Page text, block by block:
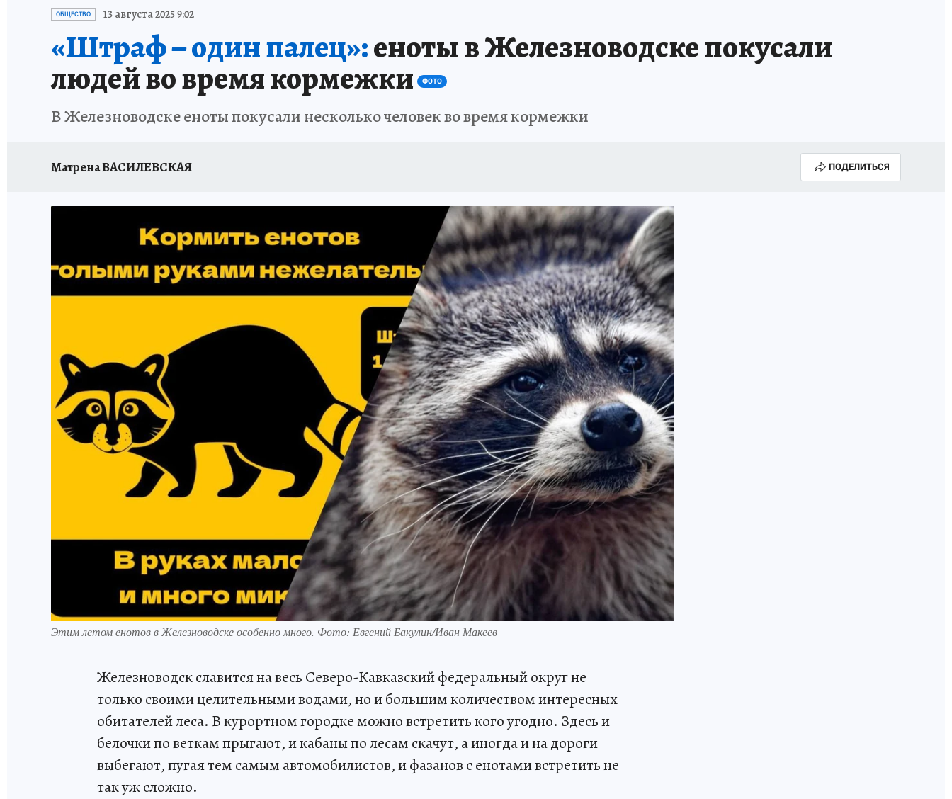
ПРОИСШЕСТВИЯ
ОБЩЕСТВО 13 августа 2025 9:02
«Штраф – один палец»:еноты в Железноводске покусали
людей во время кормежки ФОТО
В Железноводске еноты покусали несколько человек во время кормежки
Матрена ВАСИЛЕВСКАЯ ПОДЕЛИТЬСЯ
Этим летом енотов в Железноводске особенно много. Фото: Евгений Бакулин/Иван Макеев
Железноводск славится на весь Северо-Кавказский федеральный округ не
только своими целительными водами, но и большим количеством интересных
обитателей леса. В курортном городке можно встретить кого угодно. Здесь и
белочки по веткам прыгают, и кабаны по лесам скачут, а иногда и на дороги
выбегают, пугая тем самым автомобилистов, и фазанов с енотами встретить не
так уж сложно.